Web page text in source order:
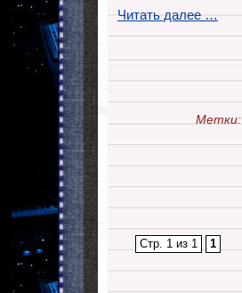
Читать далее …
Метки:
Стр. 1 из 1 1